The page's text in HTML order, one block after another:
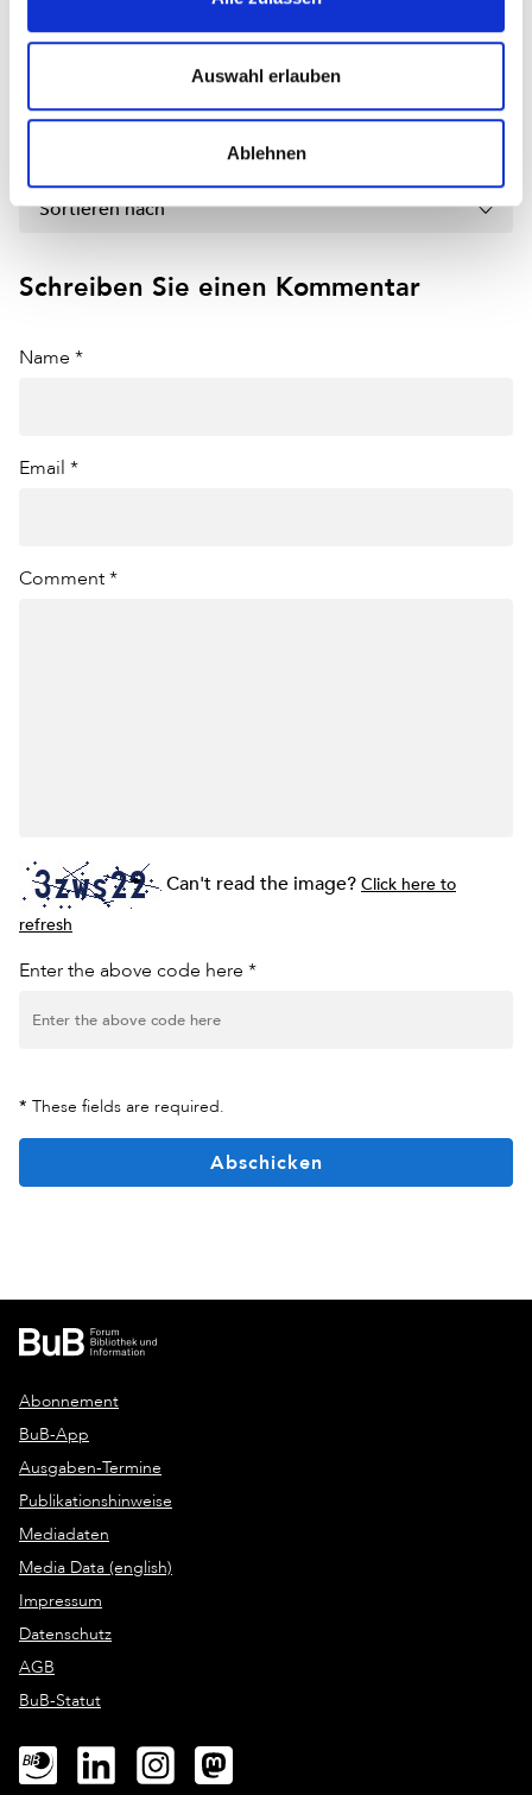
Auswahl erlauben
Ablehnen
Kommentare (0)
Jetzt kommentieren
Sortieren nach
Schreiben Sie einen Kommentar
Name *
Email *
Comment *
Can't read the image?Click here to
refresh
Enter the above code here *
* These fields are required.
Abschicken
Abonnement
BuB-App
Ausgaben-Termine
Publikationshinweise
Mediadaten
Media Data (english)
Impressum
Datenschutz
AGB
BuB-Statut